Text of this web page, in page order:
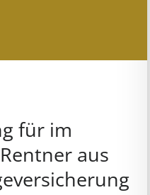
für im
aus